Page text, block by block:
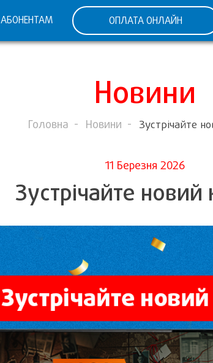
АБОНЕНТАМ ОПЛАТА ОНЛАЙН
Новини
Головна Новини Зустрічайте
11 Березня 2026
Зустрічайте новий